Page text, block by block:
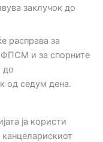
заклучок до
расправа за
ФПСМ и за спорните
до
од седум дена.
ја користи